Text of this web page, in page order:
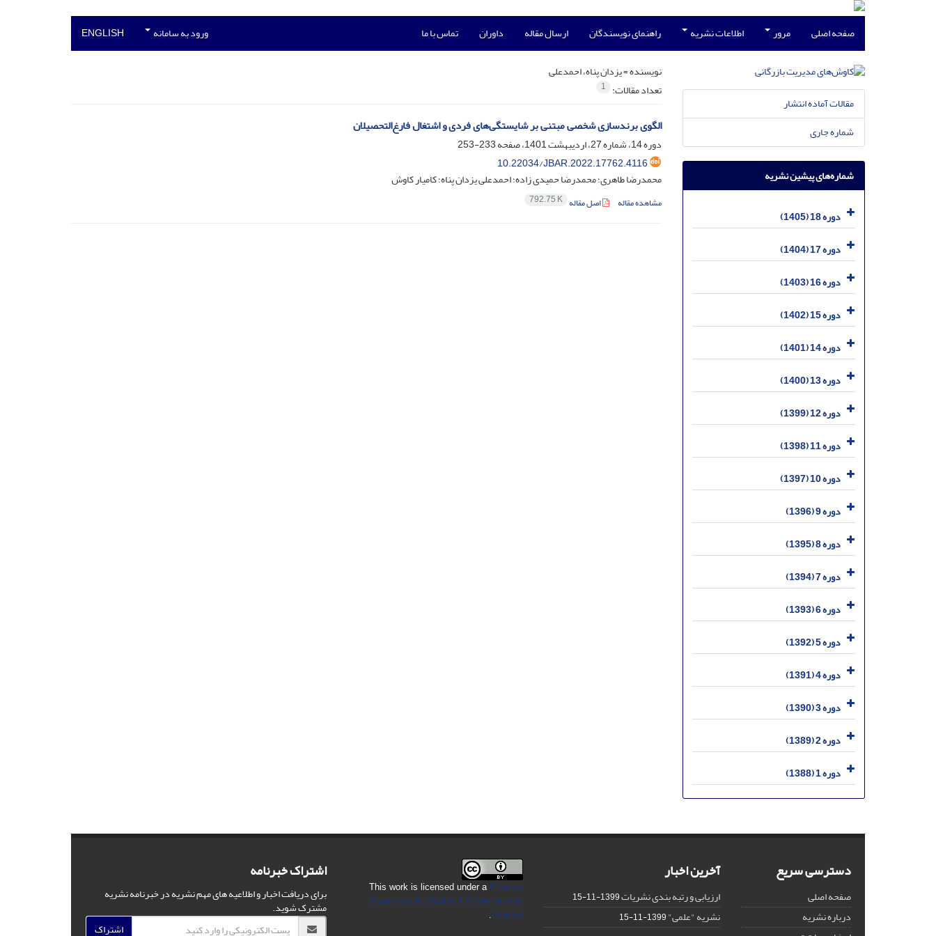
صفحه اصلی مرور اطلاعات نشریه راهنمای نویسندگان ارسال مقاله داوران تماس با ما ورود به سامانه ENGLISH
نویسنده =یزدان پناه، احمدعلی
تعداد مقالات: 1
الگوی برندسازی شخصی مبتنی بر شایستگی‌های فردی و اشتغال فارغ‌التحصیلان
دوره 14، شماره 27، اردیبهشت 1401، صفحه
233-253
10.22034/JBAR.2022.17762.4116
محمدرضا طاهری؛ محمدرضا حمیدی زاده؛ احمدعلی یزدان پناه؛ کامیار کاوش
مشاهده مقاله اصل مقاله 792.75 K
مقالات آماده انتشار
شماره جاری
شماره‌های پیشین نشریه
دوره 18 (1405)
دوره 17 (1404)
دوره 16 (1403)
دوره 15 (1402)
دوره 14 (1401)
دوره 13 (1400)
دوره 12 (1399)
دوره 11 (1398)
دوره 10 (1397)
دوره 9 (1396)
دوره 8 (1395)
دوره 7 (1394)
دوره 6 (1393)
دوره 5 (1392)
دوره 4 (1391)
دوره 3 (1390)
دوره 2 (1389)
دوره 1 (1388)
دسترسی سریع
صفحه اصلی
درباره نشریه
آخرین اخبار
ارزیابی و رتبه بندی نشریات1399-11-15
نشریه "علمی"1399-11-15
This work is licensed under aCreative
Commons Attribution 4.0 International
License
.
اشتراک خبرنامه
برای دریافت اخبار و اطلاعیه های مهم نشریه در خبرنامه نشریه
مشترک شوید.
اشتراک